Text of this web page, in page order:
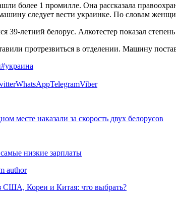
более 1 промилле. Она рассказала
следует вести украинке. По словам
39-летний белорус. Алкотестер показал
протрезвиться в отделении. Машину
#украина
WhatsAppTelegramViber
месте наказали за скорость двух белорусов
низкие зарплаты
author
США, Кореи и Китая: что выбрать?